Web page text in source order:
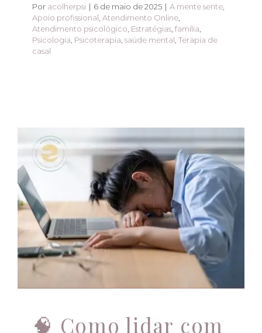
Por acolherpsi | 6 de maio de 2025 | A mente sente,
Apoio profissional, Atendimento Online,
Atendimento psicológico, Estratégias, família,
Psicologia, Psicoterapia, saúde mental, Terapia de
casal
🧠 Como lidar com o
Burnout: Estratégias
para gerenciar o
estresse ocupacional
A mente sente Apoio profissional Atendimento
Online Atendimento psicológico Burnout
Controle emocional Estratégias família Novidades
Psicologia Psicoterapia
saúde mental
🧠 Como lidar com